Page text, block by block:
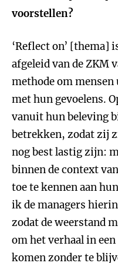
voorstellen?
‘Reflect on’ [thema]
afgeleid van de ZKM
methode om
met hun gevoelens.
vanuit hun beleving
betrekken, zodat zij
nog best lastig zijn:
binnen de context
toe te kennen aan
ik de managers
zodat de weerstand
om het verhaal in
komen zonder te